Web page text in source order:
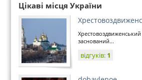
Цікаві місця України
заснований...
відгуків: 1